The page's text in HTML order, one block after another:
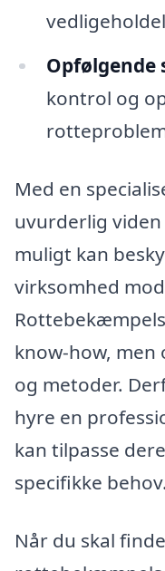
Opfølgende
kontrol og
Med en
uvurderlig
muligt kan
virksomhed
know-how,
og metoder.
hyre en
kan tilpasse
specifikke behov.
Når du skal